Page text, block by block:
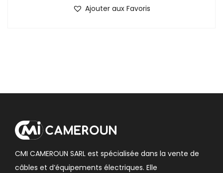
Ajouter aux Favoris
CMI CAMEROUN SARL est spécialisée dans la vente de
câbles et d’équipements électriques. Elle